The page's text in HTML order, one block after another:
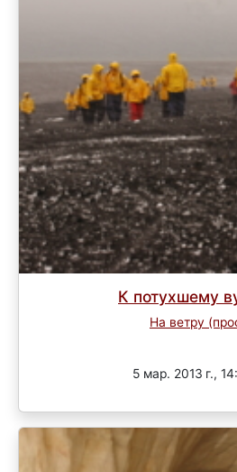
К потухшему
На ветру
5 мар. 2013 г.,